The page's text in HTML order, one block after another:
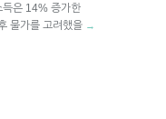
득은 14% 증가한
물가를 고려했을 →